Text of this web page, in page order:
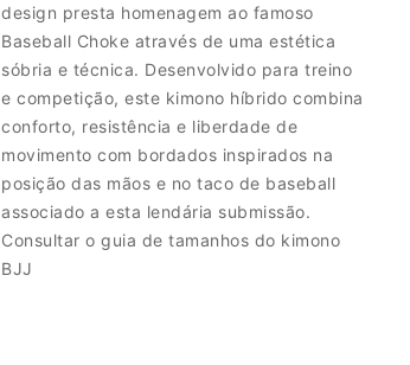
design presta homenagem ao famoso
Baseball Choke através de uma estética
sóbria e técnica. Desenvolvido para treino
e competição, este kimono híbrido combina
conforto, resistência e liberdade de
movimento com bordados inspirados na
posição das mãos e no taco de baseball
associado a esta lendária submissão.
Consultar o guia de tamanhos do kimono
BJJ